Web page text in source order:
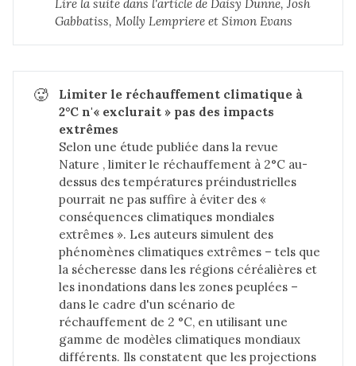
Lire la suite dans l'article de Daisy Dunne, Josh
Gabbatiss, Molly Lempriere et Simon Evans
🥵
Limiter le réchauffement climatique à
2°C n'« exclurait » pas des impacts
extrêmes
Selon une étude publiée dans la revue
Nature , limiter le réchauffement à 2°C au-
dessus des températures préindustrielles
pourrait ne pas suffire à éviter des «
conséquences climatiques mondiales
extrêmes ». Les auteurs simulent des
phénomènes climatiques extrêmes – tels que
la sécheresse dans les régions céréalières et
les inondations dans les zones peuplées –
dans le cadre d'un scénario de
réchauffement de 2 °C, en utilisant une
gamme de modèles climatiques mondiaux
différents. Ils constatent que les projections